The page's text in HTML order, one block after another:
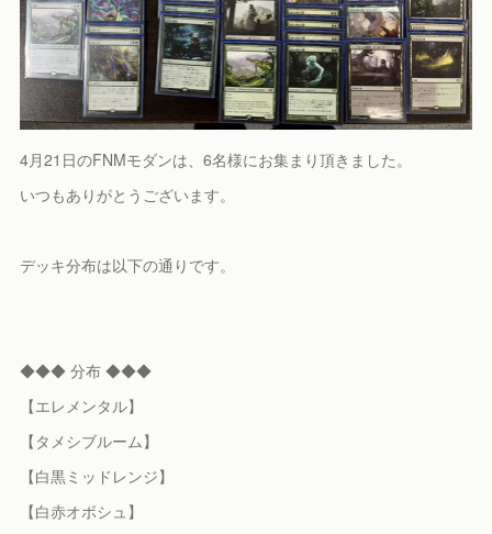
4月21日のFNMモダンは、6名様にお集まり頂きました。
いつもありがとうございます。
デッキ分布は以下の通りです。
◆◆◆ 分布 ◆◆◆
【エレメンタル】
【タメシブルーム】
【白黒ミッドレンジ】
【白赤オボシュ】